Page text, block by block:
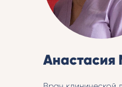
Анастасия